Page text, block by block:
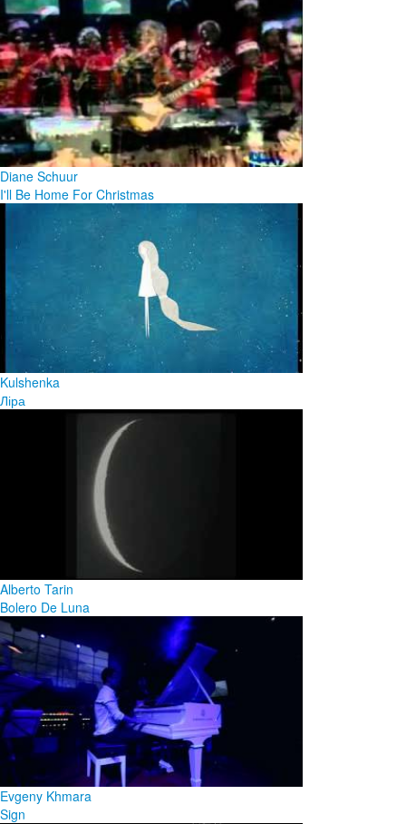
Diane Schuur
I'll Be Home For Christmas
Kulshenka
Ліра
Alberto Tarin
Bolero De Luna
Evgeny Khmara
Sign